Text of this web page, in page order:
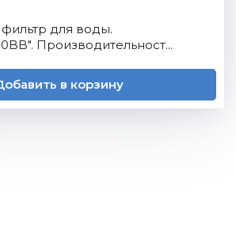
для воды.
Производительност...
в корзину